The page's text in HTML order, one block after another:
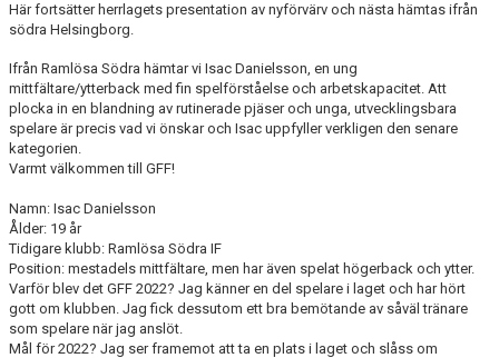
Här fortsätter herrlagets presentation av nyförvärv och nästa hämtas ifrån
södra Helsingborg.
Ifrån Ramlösa Södra hämtar vi Isac Danielsson, en ung
mittfältare/ytterback med fin spelförståelse och arbetskapacitet. Att
plocka in en blandning av rutinerade pjäser och unga, utvecklingsbara
spelare är precis vad vi önskar och Isac uppfyller verkligen den senare
kategorien.
Varmt välkommen till GFF!
Namn: Isac Danielsson
Ålder: 19 år
Tidigare klubb: Ramlösa Södra IF
Position: mestadels mittfältare, men har även spelat högerback och ytter.
Varför blev det GFF 2022? Jag känner en del spelare i laget och har hört
gott om klubben. Jag fick dessutom ett bra bemötande av såväl tränare
som spelare när jag anslöt.
Mål för 2022? Jag ser framemot att ta en plats i laget och slåss om